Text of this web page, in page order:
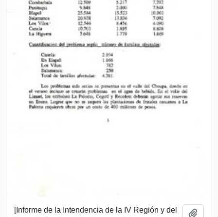
[Informe de la Intendencia de la IV Región y del